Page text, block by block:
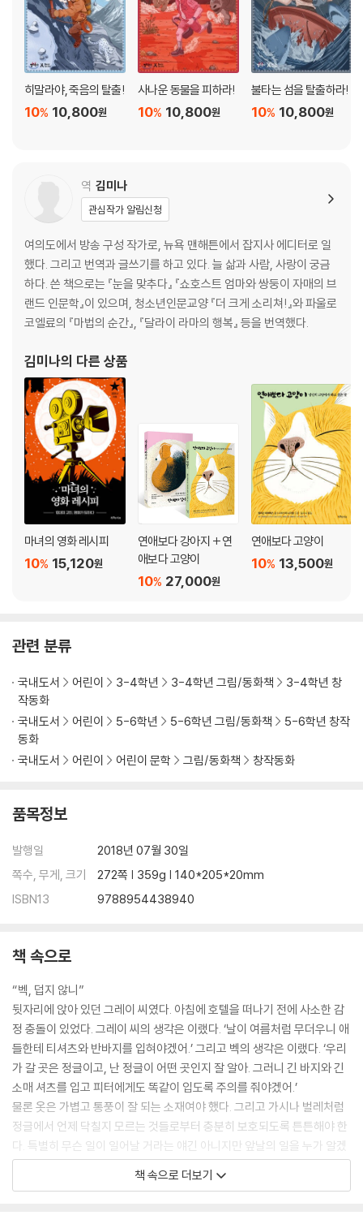
히말라야, 죽음의 탈출!
10,800원
10%
사나운 동물을 피하라!
10,800원
10%
불타는 섬을 탈출하라!
10,800원
10%
역 김미나
관심작가 알림신청
여의도에서 방송 구성 작가로, 뉴욕 맨해튼에서 잡지사 에디터로 일
했다. 그리고 번역과 글쓰기를 하고 있다. 늘 삶과 사람, 사랑이 궁금
하다. 쓴 책으로는 『눈을 맞추다』 『쇼호스트 엄마와 쌍둥이 자매의 브
랜드 인문학』이 있으며, 청소년인문교양 『더 크게 소리쳐!』와 파울로
코엘료의 『마법의 순간』, 『달라이 라마의 행복』 등을 번역했다.
김미나의 다른 상품
마녀의 영화 레시피
15,120원
10%
연애보다 강아지 + 연
애보다 고양이
27,000원
10%
연애보다 고양이
13,500원
10%
관련 분류
국내도서 어린이 3-4학년 3-4학년 그림/동화책
3-4학년 창
작동화
국내도서
어린이 5-6학년 5-6학년 그림/동화책
5-6학년 창작
동화
국내도서
어린이 어린이 문학 그림/동화책 창작동화
품목정보
발행일
2018년 07월 30일
쪽수, 무게, 크기
272쪽 | 359g | 140*205*20mm
ISBN13
9788954438940
책 속으로
“벡, 덥지 않니”
뒷자리에 앉아 있던 그레이 씨였다. 아침에 호텔을 떠나기 전에 사소한 감
정 충돌이 있었다. 그레이 씨의 생각은 이랬다. ‘날이 여름처럼 무더우니 애
들한테 티셔츠와 반바지를 입혀야겠어.’ 그리고 벡의 생각은 이랬다. ‘우리
가 갈 곳은 정글이고, 난 정글이 어떤 곳인지 잘 알아. 그러니 긴 바지와 긴
소매 셔츠를 입고 피터에게도 똑같이 입도록 주의를 줘야겠어.’
물론 옷은 가볍고 통풍이 잘 되는 소재여야 했다. 그리고 가시나 벌레처럼
정글에서 언제 닥칠지 모르는 것들로부터 충분히 보호되도록 튼튼해야 한
다. 특별히 무슨 일이 일어날 거라는 얘긴 아니지만 앞날의 일을 누가 알겠
는가.
책 속으로 더보기